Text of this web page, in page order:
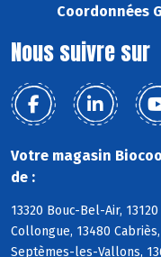
Coordonnées
Nous suivre sur
Votre magasin
de :
13320 Bouc-Bel-Air,
Collongue, 13480
Septèmes-les-Vallons,